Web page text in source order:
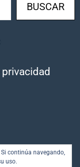
BUSCAR
continúa navegando,
uso.